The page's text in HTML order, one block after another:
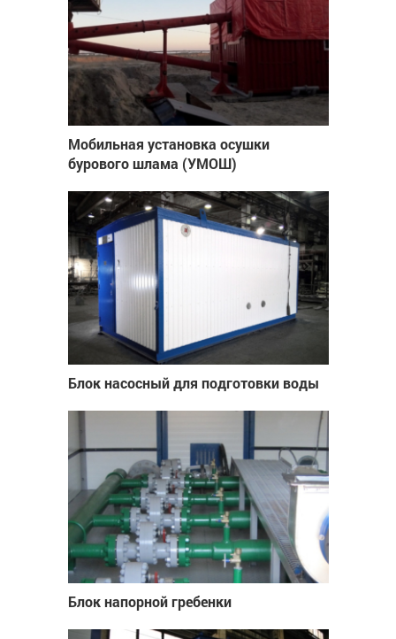
Мобильная установка осушки
бурового шлама (УМОШ)
Блок насосный для подготовки воды
Блок напорной гребенки